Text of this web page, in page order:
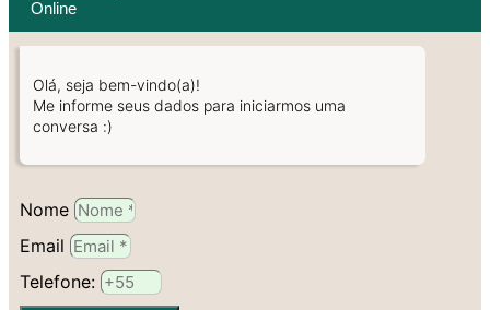
Online
Olá, seja bem-vindo(a)!
Me informe seus dados para iniciarmos uma
conversa :)
Nome
Email
Telefone: